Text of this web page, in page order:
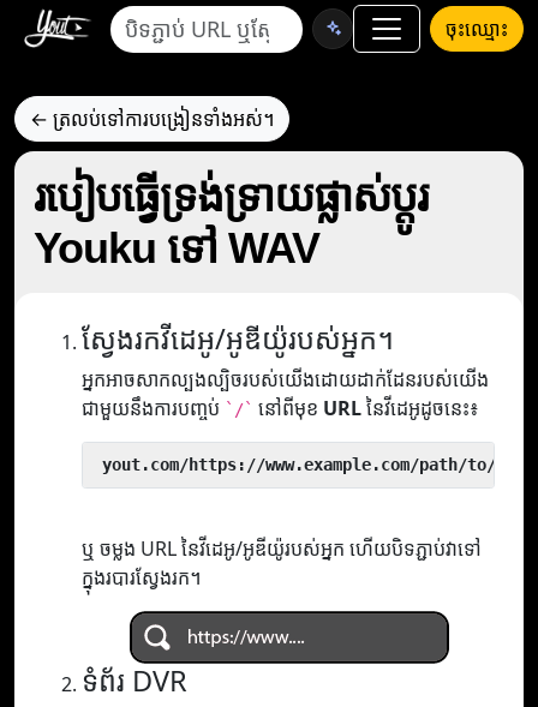
ចុះឈ្មោះ
← ត្រលប់ទៅការបង្រៀនទាំងអស់។
របៀបធ្វើទ្រង់ទ្រាយផ្លាស់ប្តូរ
Youku ទៅ WAV
ស្វែងរកវីដេអូ/អូឌីយ៉ូរបស់អ្នក។
អ្នកអាចសាកល្បងល្បិចរបស់យើងដោយដាក់ដែនរបស់យើង
ជាមួយនឹងការបញ្ចប់ `/` នៅពីមុខ URLនៃវីដេអូដូចនេះ៖
yout.com/https://www.example.com/path/to/
ឬ ចម្លង URL នៃវីដេអូ/អូឌីយ៉ូរបស់អ្នក ហើយបិទភ្ជាប់វាទៅ
ក្នុងរបារស្វែងរក។
ទំព័រ DVR